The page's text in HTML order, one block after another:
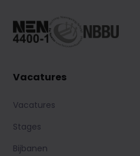
Vacatures
Vacatures
Stages
Bijbanen